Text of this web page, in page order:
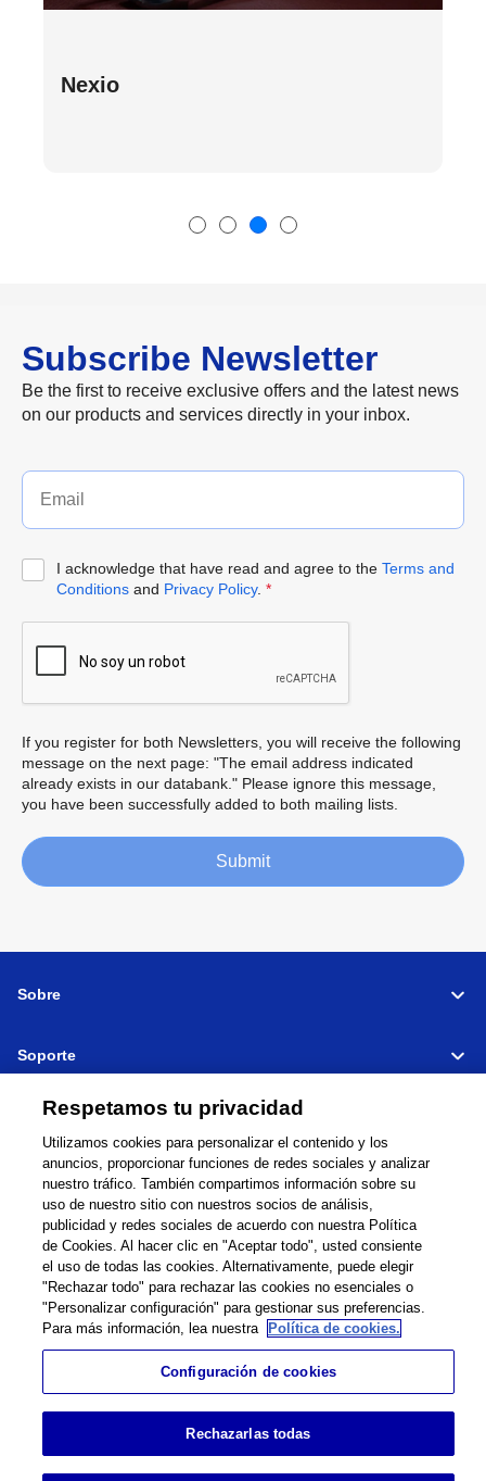
Nexio
Subscribe Newsletter
Be the first to receive exclusive offers and the latest news
on our products and services directly in your inbox.
I acknowledge that have read and agree to the Terms and
Conditionsand Privacy Policy. *
If you register for both Newsletters, you will receive the following
message on the next page: "The email address indicated
already exists in our databank." Please ignore this message,
you have been successfully added to both mailing lists.
Submit
Sobre
Soporte
Connectar Compartir
Global Network
Política de Privacidad
Contacto
Información legal
Términos de Uso
Cookie Policy
Mapa del sitio
1995 -2026 Brother Internationale Industriemaschinen GmbH All Rights
Respetamos tu privacidad
Utilizamos cookies para personalizar el contenido y los
anuncios, proporcionar funciones de redes sociales y analizar
nuestro tráfico. También compartimos información sobre su
uso de nuestro sitio con nuestros socios de análisis,
publicidad y redes sociales de acuerdo con nuestra Política
de Cookies. Al hacer clic en "Aceptar todo", usted consiente
el uso de todas las cookies. Alternativamente, puede elegir
"Rechazar todo" para rechazar las cookies no esenciales o
"Personalizar configuración" para gestionar sus preferencias.
Para más información, lea nuestra
Política de cookies.
Configuración de cookies
Rechazarlas todas